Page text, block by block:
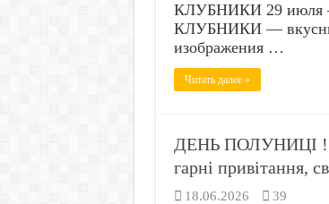
КЛУБНИКИ 29 июля
КЛУБНИКИ —
изображения …
Читать далее »
ДЕНЬ ПОЛУНИЦІ !
гарні привітання,
18.06.2026 39